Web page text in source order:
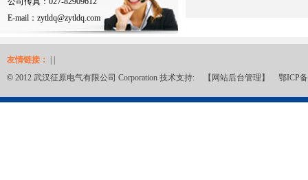
E-mail： zytldq@zytldq.com
友情链接：
© 2012 武汉征原电气有限公司 Corporation 技术支持: 【网站后台管理】 鄂ICP